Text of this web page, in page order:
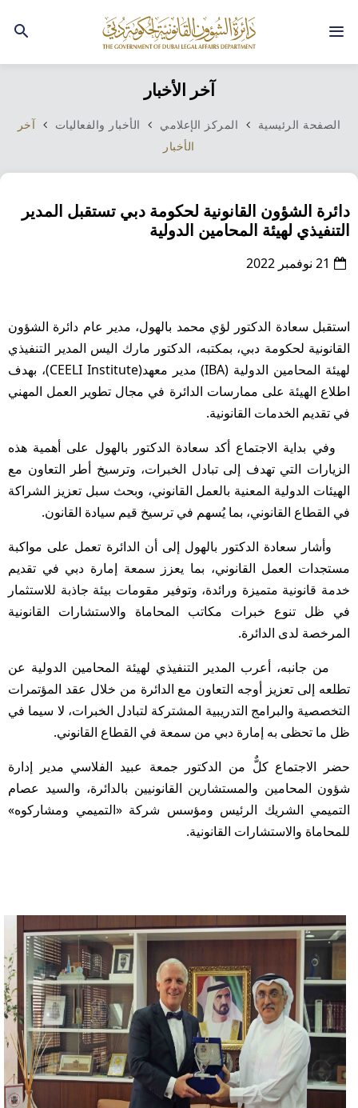
آخر الأخبار
الصفحة الرئيسية المركز الإعلامي الأخبار والفعاليات
آخر
الأخبار
دائرة الشؤون القانونية لحكومة دبي تستقبل المدير
التنفيذي لهيئة المحامين الدولية
21 نوفمبر 2022
استقبل سعادة الدكتور لؤي محمد بالهول، مدير عام دائرة الشؤون
القانونية لحكومة دبي، بمكتبه، الدكتور مارك اليس المدير التنفيذي
لهيئة المحامين الدولية (IBA) مدير معهد(CEELI Institute)، بهدف
اطلاع الهيئة على ممارسات الدائرة في مجال تطوير العمل المهني
في تقديم الخدمات القانونية.
وفي بداية الاجتماع أكد سعادة الدكتور بالهول على أهمية هذه
الزيارات التي تهدف إلى تبادل الخبرات، وترسيخ أطر التعاون مع
الهيئات الدولية المعنية بالعمل القانوني، وبحث سبل تعزيز الشراكة
في القطاع القانوني، بما يُسهم في ترسيخ قيم سيادة القانون.
وأشار سعادة الدكتور بالهول إلى أن الدائرة تعمل على مواكبة
مستجدات العمل القانوني، بما يعزز سمعة إمارة دبي في تقديم
خدمة قانونية متميزة ورائدة، وتوفير مقومات بيئة جاذبة للاستثمار
في ظل تنوع خبرات مكاتب المحاماة والاستشارات القانونية
المرخصة لدى الدائرة.
من جانبه، أعرب المدير التنفيذي لهيئة المحامين الدولية عن
تطلعه إلى تعزيز أوجه التعاون مع الدائرة من خلال عقد المؤتمرات
التخصصية والبرامج التدريبية المشتركة لتبادل الخبرات، لا سيما في
ظل ما تحظى به إمارة دبي من سمعة في القطاع القانوني.
حضر الاجتماع كلٌّ من الدكتور جمعة عبيد الفلاسي مدير إدارة
شؤون المحامين والمستشارين القانونيين بالدائرة، والسيد عصام
التميمي الشريك الرئيس ومؤسس شركة «التميمي ومشاركوه»
للمحاماة والاستشارات القانونية.